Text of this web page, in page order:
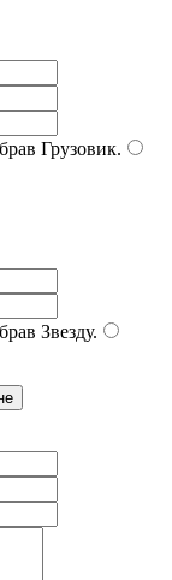
Грузовик.
Звезду.